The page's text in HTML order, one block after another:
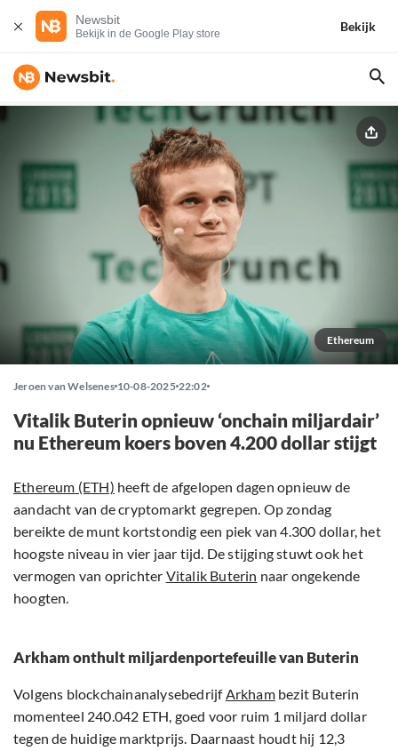
Newsbit
Bekijk in de Google Play store
Bekijk
Ethereum
Jeroen van Welsenes 10-08-2025 22:02
Vitalik Buterin opnieuw ‘onchain miljardair’
nu Ethereum koers boven 4.200 dollar stijgt
Ethereum (ETH) heeft de afgelopen dagen opnieuw de
aandacht van de cryptomarkt gegrepen. Op zondag
bereikte de munt kortstondig een piek van 4.300 dollar, het
hoogste niveau in vier jaar tijd. De stijging stuwt ook het
vermogen van oprichter Vitalik Buterin naar ongekende
hoogten.
Arkham onthult miljardenportefeuille van Buterin
Volgens blockchainanalysebedrijfArkhambezit Buterin
momenteel 240.042 ETH, goed voor ruim 1 miljard dollar
tegen de huidige marktprijs. Daarnaast houdt hij 12,3